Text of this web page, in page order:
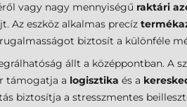
vagy nagy mennyiségű raktári
Az eszköz alkalmas precíz
biztosít a különféle
állt a középpontban. A
támogatja a logisztika és a
biztosítja a stresszmentes